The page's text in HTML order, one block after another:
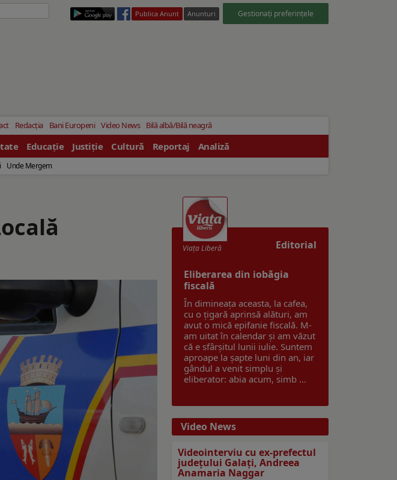
Publica Anunt Anunturi Gestionați preferințele
Redacția Bani Europeni Video News Bilă albă/Bilă neagră
Educație Justiție Cultură Reportaj Analiză
Unde Mergem
Editorial
Viaţa Liberă
Eliberarea din iobăgia
fiscală
În dimineața aceasta, la cafea,
cu o țigară aprinsă alături, am
avut o mică epifanie fiscală. M-
am uitat în calendar și am văzut
că e sfârșitul lunii iulie. Suntem
aproape la șapte luni din an, iar
gândul a venit simplu și
eliberator: abia acum, simb ...
Video News
Videointerviu cu ex-prefectul
judeţului Galaţi, Andreea
Anamaria Naggar